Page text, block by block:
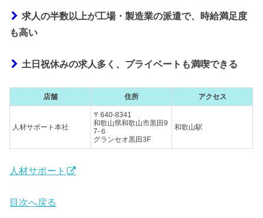
求人の半数以上が工場・製造業の派遣で、時給満足度
も高い
土日祝休みの求人多く、プライベートも満喫できる
店舗 住所 アクセス
人材サポート本社
〒640-8341
和歌山県和歌山市黒田9
7-６
グランセオ黒田3F
和歌山駅
人材サポート
目次へ戻る